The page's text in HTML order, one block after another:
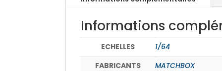
Informations
ECHELLES
1/64
FABRICANTS
MATCHBOX